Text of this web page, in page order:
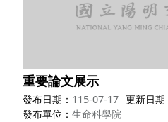
重要論文展示
發布日期 115-07-17 更新日期
發布單位
生命科學院